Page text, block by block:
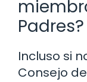
Padres?
Incluso si
Consejo